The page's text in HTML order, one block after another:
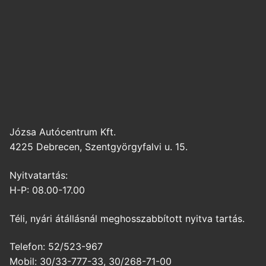
Józsa Autócentrum Kft.
4225 Debrecen, Szentgyörgyfalvi u. 15.
Nyitvatartás:
H-P: 08.00-17.00
Téli, nyári átállásnál meghosszabbított nyitva tartás.
Telefon: 52/523-967
Mobil: 30/33-777-33, 30/268-71-00